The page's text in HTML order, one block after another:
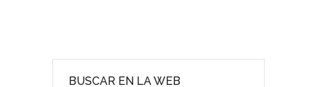
BUSCAR EN LA WEB